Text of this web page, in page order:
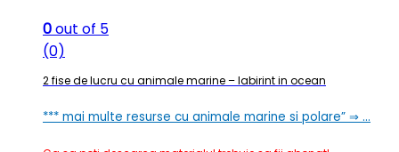
0out of 5
(0)
2 fise de lucru cu animale marine – labirint in ocean
*** mai multe resurse cu animale marine si polare” ⇒ …